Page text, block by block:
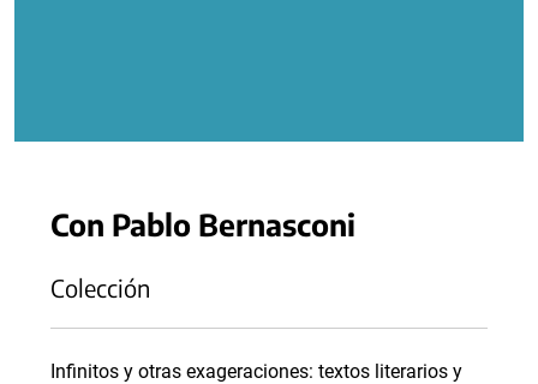
Con Pablo Bernasconi
Colección
Infinitos y otras exageraciones: textos literarios y